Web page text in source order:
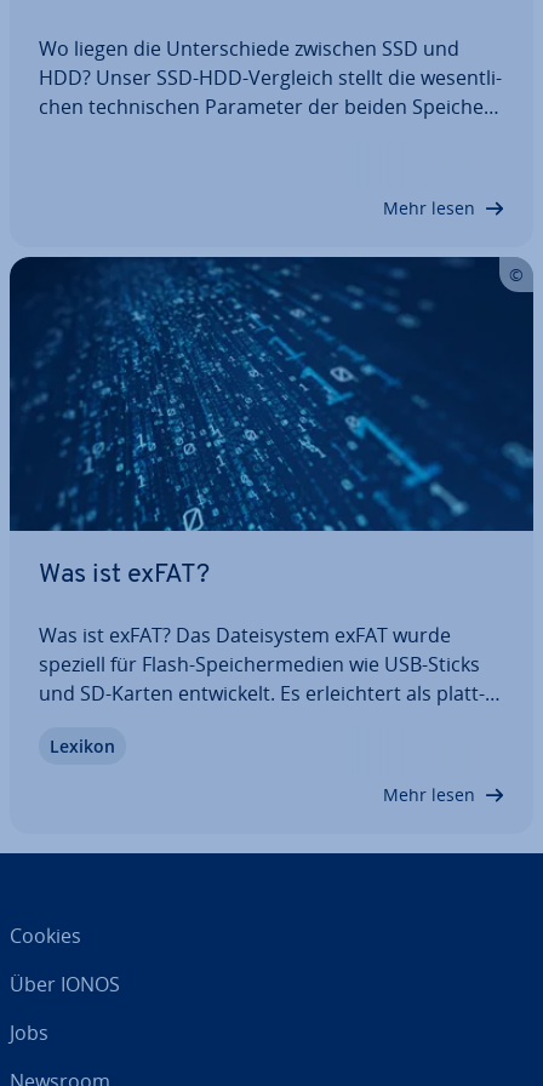
Wo liegen die Un­ter­schie­de zwischen SSD und
HDD? Unser SSD-HDD-Vergleich stellt die we­sent­li­
chen tech­ni­schen Parameter der beiden Spei­cher­
am besten geeignet ist: das aus­ge­reif­te und…
Mehr lesen
Was ist exFAT?
Was ist exFAT? Das Da­tei­sys­tem exFAT wurde
speziell für Flash-Spei­cher­me­di­en wie USB-Sticks
und SD-Karten ent­wi­ckelt. Es er­leich­tert als platt­
zwischen Apple- und PC-Geräten über externe
Lexikon
Mehr lesen
Cookies
Über IONOS
Jobs